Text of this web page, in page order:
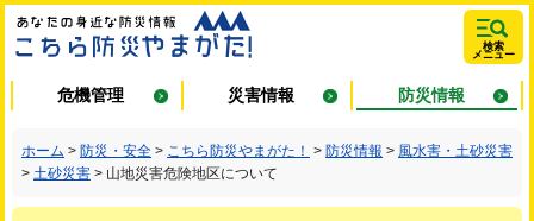
あなたの身近
な防災情報 こ
ちら防災やま
がた！
検索
メニュー
危機管理 災害情報 防災情報
ホーム > 防災・安全 > こちら防災やまがた！ > 防災情報 > 風水害・土砂災害
> 土砂災害 > 山地災害危険地区について